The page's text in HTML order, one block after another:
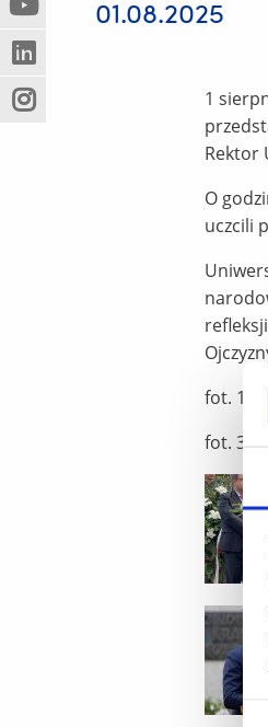
innej
strony)
(Nowe
okno)
(Link
do
innej
strony)
(Nowe
okno)
(Link
do
innej
(Nowe
(Link
01.08.2025
1
Rektor
O
uczcili
fot. 1-2
fot. 3-6